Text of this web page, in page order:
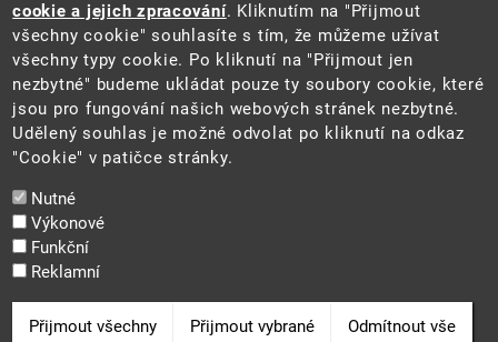
Web
Aktuality
Ochrana osobních údajů
Prohlášení o přístupnosti
Zásady používání cookies
Mapa webu
cookie a jejich zpracování. Kliknutím na "Přijmout
všechny cookie" souhlasíte s tím, že můžeme užívat
všechny typy cookie. Po kliknutí na "Přijmout jen
nezbytné" budeme ukládat pouze ty soubory cookie, které
jsou pro fungování našich webových stránek nezbytné.
Udělený souhlas je možné odvolat po kliknutí na odkaz
"Cookie" v patičce stránky.
Nutné
Výkonové
Funkční
Reklamní
Přijmout všechny Přijmout vybrané Odmítnout vše